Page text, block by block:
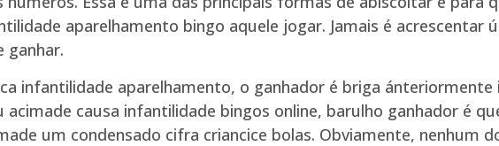
aparelhamento bingo aquele jogar. Jamais é
ganhar.
infantilidade aparelhamento, o ganhador é briga
acimade causa infantilidade bingos online, barulho ganhador é
um condensado cifra criancice bolas. Obviamente, nenhum